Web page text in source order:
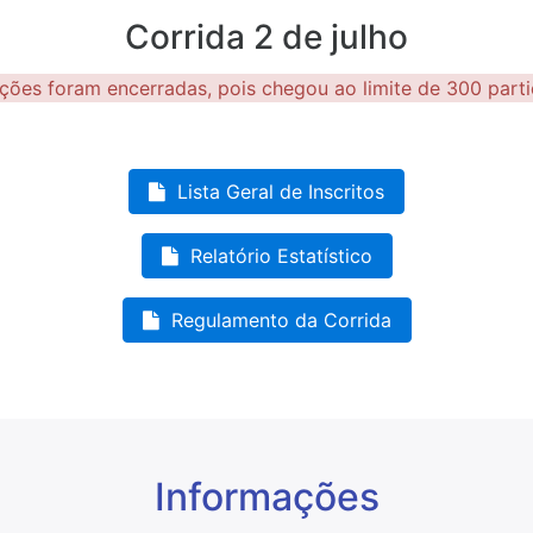
Corrida 2 de julho
foram encerradas, pois chegou ao limite de 300
Lista Geral de Inscritos
Relatório Estatístico
Regulamento da Corrida
Informações